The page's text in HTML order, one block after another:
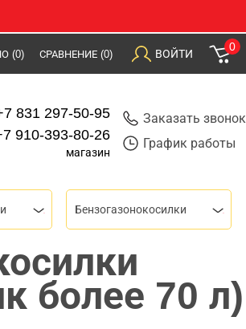
(0) СРАВНЕНИЕ (0) ВОЙТИ
0
831 297-50-95
910-393-80-26
магазин
Заказать звонок
График работы
Бензогазонокосилки
более 70 л)